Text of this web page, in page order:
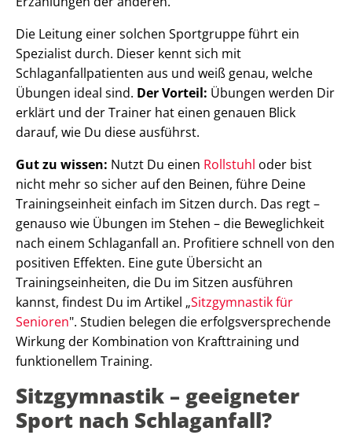
Die Leitung einer solchen Sportgruppe führt ein
Spezialist durch. Dieser kennt sich mit
Schlaganfallpatienten aus und weiß genau, welche
Übungen ideal sind. Der Vorteil: Übungen werden Dir
erklärt und der Trainer hat einen genauen Blick
darauf, wie Du diese ausführst.
Gut zu wissen: Nutzt Du einen Rollstuhl oder bist
nicht mehr so sicher auf den Beinen, führe Deine
Trainingseinheit einfach im Sitzen durch. Das regt –
genauso wie Übungen im Stehen – die Beweglichkeit
nach einem Schlaganfall an. Profitiere schnell von den
positiven Effekten. Eine gute Übersicht an
Trainingseinheiten, die Du im Sitzen ausführen
kannst, findest Du im Artikel „Sitzgymnastik für
Senioren". Studien belegen die erfolgsversprechende
Wirkung der Kombination von Krafttraining und
funktionellem Training.
Sitzgymnastik – geeigneter
Sport nach Schlaganfall?